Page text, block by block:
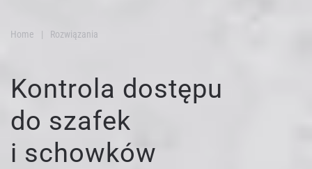
Home Rozwiązania
Kontrola dostępu
do szafek
i schowków